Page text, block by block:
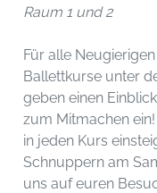
Raum 1 und 2
Für alle
Ballettkurse unter
geben einen
zum Mitmachen
in jeden Kurs
Schnuppern am
uns auf euren